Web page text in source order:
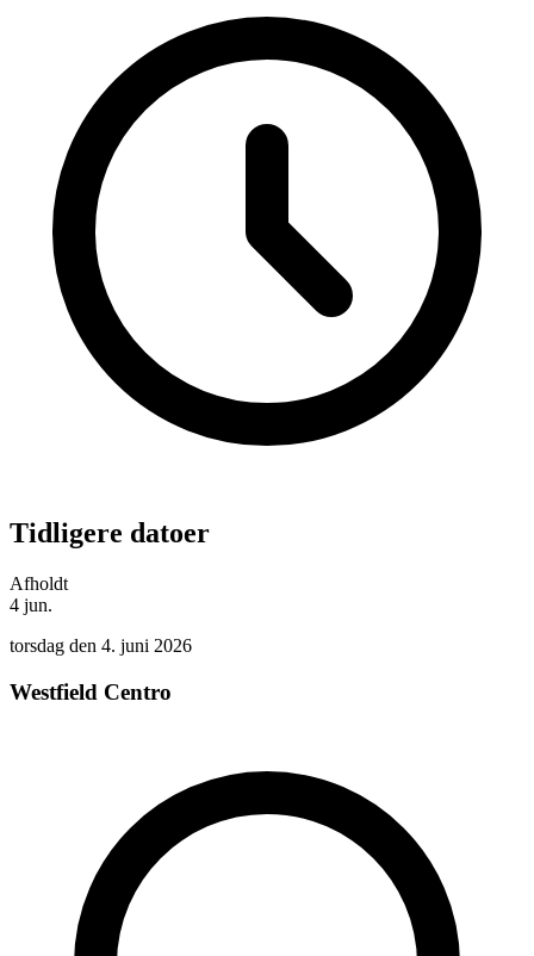
Tidligere datoer
Afholdt
4 jun.
torsdag den 4. juni 2026
Westfield Centro